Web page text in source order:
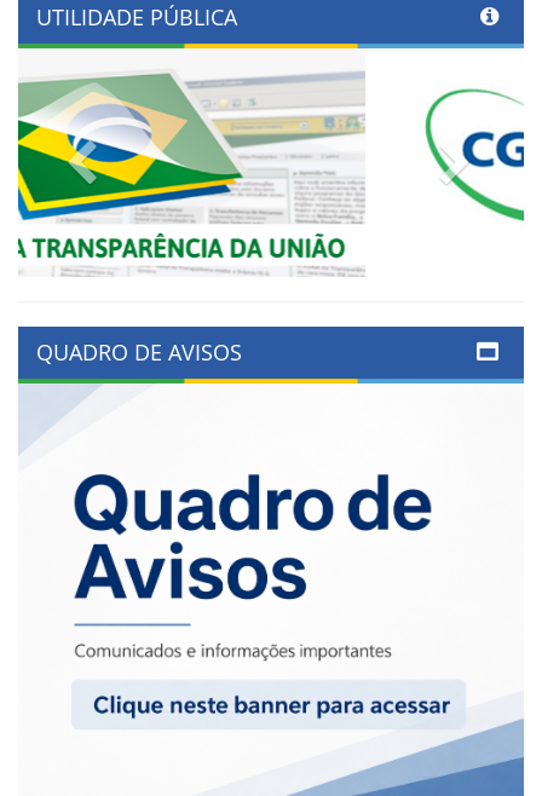
UTILIDADE PÚBLICA
Previous Next
QUADRO DE AVISOS